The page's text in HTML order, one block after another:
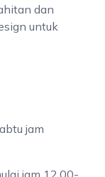
dan
untuk
jam
jam 12.00-